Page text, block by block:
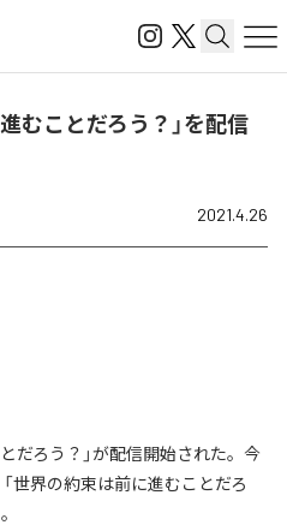
むことだろう？」を配信
2021.4.26
だろう？」が配信開始された。今
世界の約束は前に進むことだろ